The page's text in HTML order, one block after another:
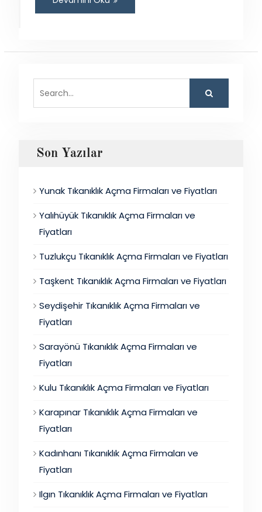
Son Yazılar
Yunak Tıkanıklık Açma Firmaları ve Fiyatları
Yalıhüyük Tıkanıklık Açma Firmaları ve
Fiyatları
Tuzlukçu Tıkanıklık Açma Firmaları ve Fiyatları
Taşkent Tıkanıklık Açma Firmaları ve Fiyatları
Seydişehir Tıkanıklık Açma Firmaları ve
Fiyatları
Sarayönü Tıkanıklık Açma Firmaları ve
Fiyatları
Kulu Tıkanıklık Açma Firmaları ve Fiyatları
Karapınar Tıkanıklık Açma Firmaları ve
Fiyatları
Kadınhanı Tıkanıklık Açma Firmaları ve
Fiyatları
Ilgın Tıkanıklık Açma Firmaları ve Fiyatları